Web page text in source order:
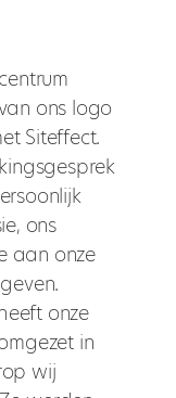
ons logo
Siteffect.
ons
aan onze
onze
in
wij